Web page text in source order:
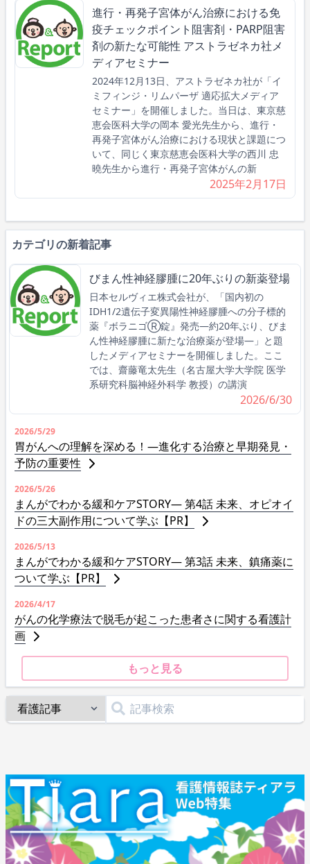
進行・再発子宮体がん治療における免
疫チェックポイント阻害剤・PARP阻害
剤の新たな可能性 アストラゼネカ社メ
ディアセミナー
2024年12月13日、アストラゼネカ社が「イ
ミフィンジ・リムパーザ 適応拡大メディア
セミナー」を開催しました。当日は、東京慈
恵会医科大学の岡本 愛光先生から、進行・
再発子宮体がん治療における現状と課題につ
いて、同じく東京慈恵会医科大学の西川 忠
曉先生から進行・再発子宮体がんの新
2025年2月17日
カテゴリの新着記事
びまん性神経膠腫に20年ぶりの新薬登場
日本セルヴィエ株式会社が、「国内初の
IDH1/2遺伝子変異陽性神経膠腫への分子標的
薬『ボラニゴⓇ錠』発売―約20年ぶり、びま
ん性神経膠腫に新たな治療薬が登場―」と題
したメディアセミナーを開催しました。ここ
では、齋藤竜太先生（名古屋大学大学院 医学
系研究科脳神経外科学 教授）の講演
2026/6/30
2026/5/29
胃がんへの理解を深める！―進化する治療と早期発見・
予防の重要性
2026/5/26
まんがでわかる緩和ケアSTORY― 第4話 未来、オピオイ
ドの三大副作用について学ぶ【PR】
2026/5/13
まんがでわかる緩和ケアSTORY― 第3話 未来、鎮痛薬に
ついて学ぶ【PR】
2026/4/17
がんの化学療法で脱毛が起こった患者さに関する看護計
画
もっと見る